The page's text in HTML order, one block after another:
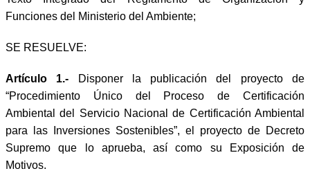
Funciones del Ministerio del Ambiente;
SE RESUELVE:
Artículo 1.-
Disponer la publicación del proyecto de
“Procedimiento Único del Proceso de Certificación
Ambiental del Servicio Nacional de Certificación Ambiental
para las Inversiones Sostenibles”, el proyecto de Decreto
Supremo que lo aprueba, así como su Exposición de
Motivos.